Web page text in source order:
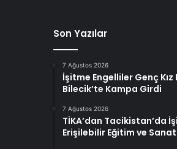
Son Yazılar
7 Ağustos 2026
İşitme Engelliler Genç Kız
Bilecik’te Kampa Girdi
7 Ağustos 2026
TİKA’dan Tacikistan’da
Erişilebilir Eğitim ve